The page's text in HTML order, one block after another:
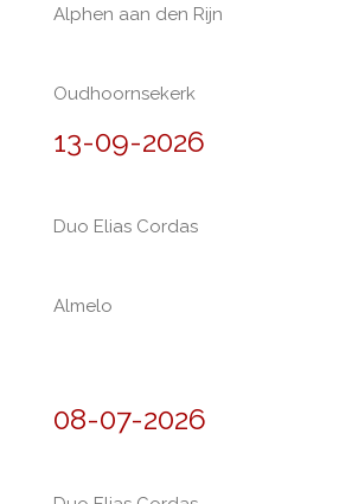
Alphen aan den Rijn
Oudhoornsekerk
13-09-2026
Duo Elias Cordas
Almelo
08-07-2026